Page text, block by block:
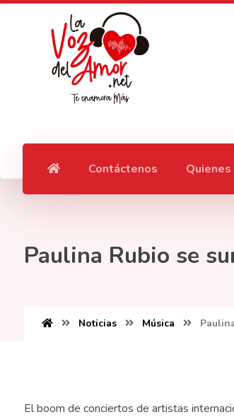
Contáctenos
Paulina Rubio se
Noticias Música
El boom de conciertos de artistas